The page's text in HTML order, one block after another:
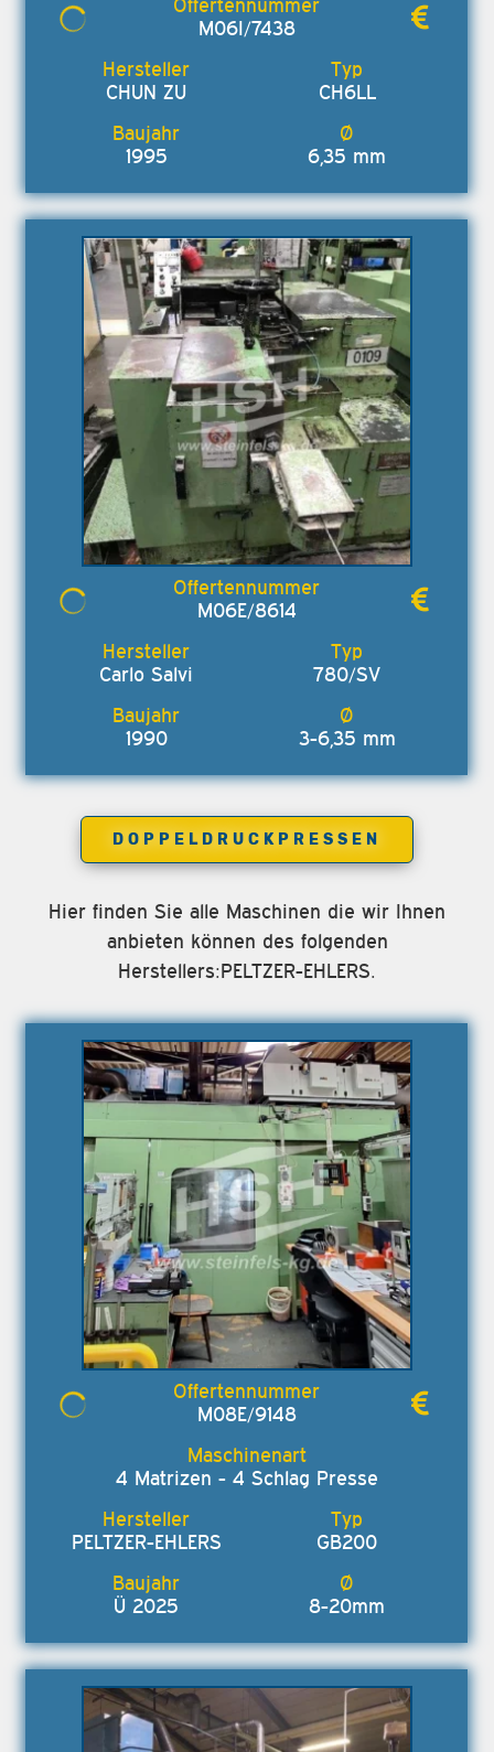
M06I/7438
CHUN ZU CH6LL
1995 6,35 mm
M06E/8614
Carlo Salvi 780/SV
1990 3-6,35 mm
DOPPELDRUCKPRESSEN
Hier finden Sie alle Maschinen die wir Ihnen
anbieten können des folgenden
Herstellers:PELTZER-EHLERS.
M08E/9148
4 Matrizen - 4 Schlag Presse
PELTZER-EHLERS GB200
Ü 2025 8-20mm